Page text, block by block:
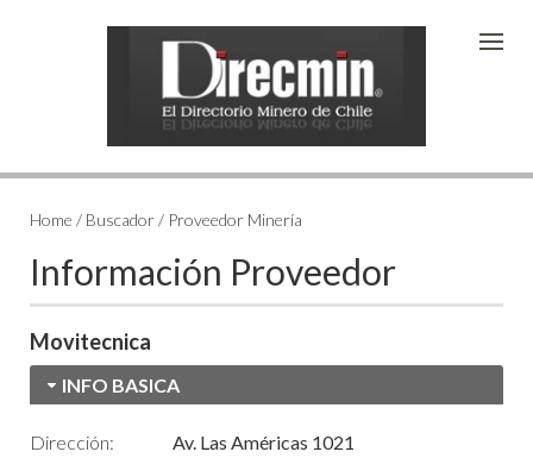
Home / Buscador / Proveedor Minería
Información Proveedor
Movitecnica
INFO BASICA
Dirección:
Av. Las Américas 1021